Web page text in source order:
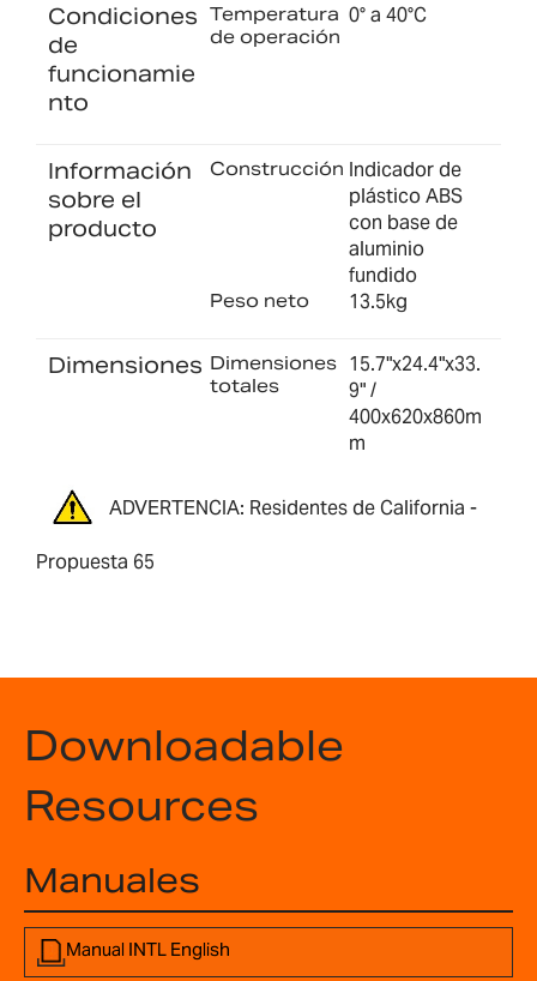
Condiciones
de
funcionamie
nto
Temperatura
de operación
0° a 40°C
Información
sobre el
producto
Construcción Indicador de
plástico ABS
con base de
aluminio
fundido
Peso neto 13.5kg
Dimensiones Dimensiones
totales
15.7"x24.4"x33.
9" /
400x620x860m
m
ADVERTENCIA: Residentes de California -
Propuesta 65
Downloadable
Resources
Manuales
Manual INTL English